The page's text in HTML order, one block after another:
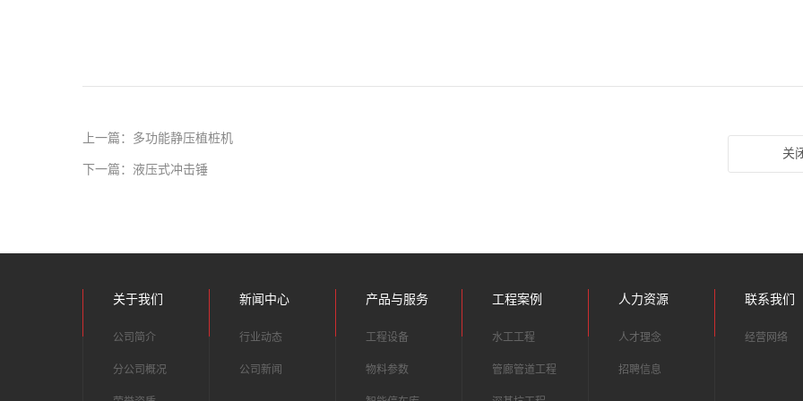
上一篇：多功能静压植桩机
下一篇：液压式冲击锤
关
关于我们
公司简介
分公司概况
新闻中心
行业动态
公司新闻
产品与服务
工程设备
物料参数
工程案例
水工工程
管廊管道工程
人力资源
人才理念
招聘信息
联系我们
经营网络